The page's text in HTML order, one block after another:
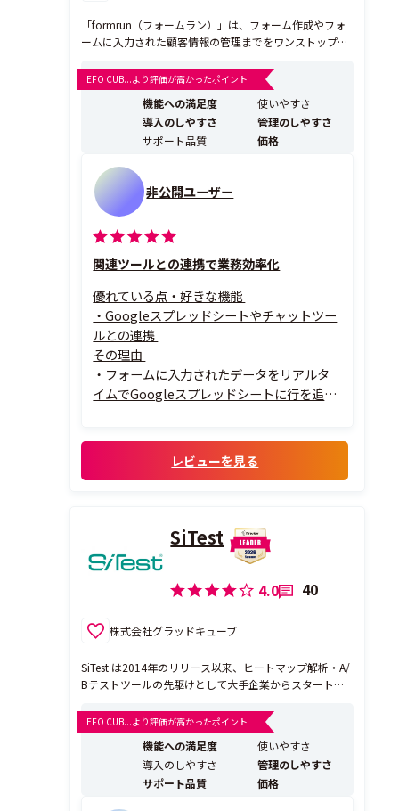
「formrun（フォームラン）」は、フォーム作成やフォ
ームに入力された顧客情報の管理までをワンストップで
様なテンプレートから簡単に作成することができ、フォ
ームから送信された顧客情報をステータス毎にチームで
管理することができる「ボード」画面、複数人で利用
EFO CUB...より評価が高かったポイント
機能への満足度
使いやすさ
導入のしやすさ
管理のしやすさ
サポート品質
価格
非公開ユーザー
関連ツールとの連携で業務効率化
優れている点・好きな機能
・Googleスプレッドシートやチャットツー
ルとの連携
その理由
・フォームに入力されたデータをリアルタ
イムでGoogleスプレッドシートに行を追加
が、これらの通知連携も制限なく利用でき
るため、今まで人がやっていた転記作業や
レビューを見る
SiTest
4.0 40
株式会社グラッドキューブ
SiTest は2014年のリリース以来、ヒートマップ解析・A/
Bテストツールの先駆けとして大手企業からスタートア
Webサイトの分析・改善・検証まで、必要なすべてを備
えたオールインワン型ソリューションです。 「ヒートマ
ップ」機能に加え、AIでユーザー行動を解析...
EFO CUB...より評価が高かったポイント
機能への満足度
使いやすさ
導入のしやすさ
管理のしやすさ
サポート品質
価格